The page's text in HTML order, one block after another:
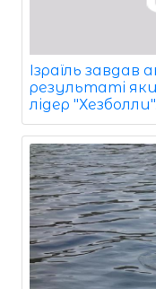
Ізраїль
результаті
лідер "Хезболли".